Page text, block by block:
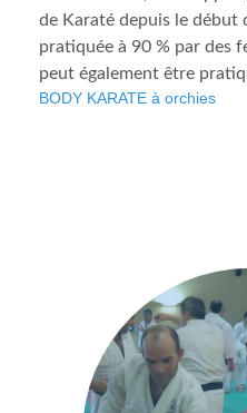
de Karaté depuis le début
pratiquée à 90 % par des
peut également être
BODY KARATE à orchies